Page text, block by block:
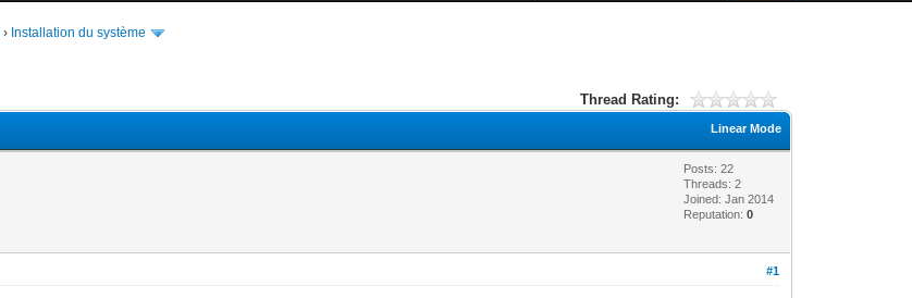
› Installation du système
Thread Rating:
Linear Mode
Posts: 22
Threads: 2
Joined: Jan 2014
Reputation:0
#1